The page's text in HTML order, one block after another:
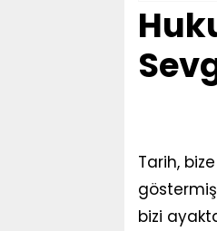
Tarih,
bizi